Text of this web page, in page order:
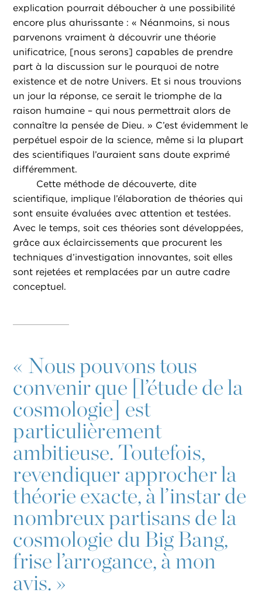
explication pourrait déboucher à une possibilité
encore plus ahurissante : « Néanmoins, si nous
parvenons vraiment à découvrir une théorie
unificatrice, [nous serons] capables de prendre
part à la discussion sur le pourquoi de notre
existence et de notre Univers. Et si nous trouvions
un jour la réponse, ce serait le triomphe de la
raison humaine – qui nous permettrait alors de
connaître la pensée de Dieu. » C’est évidemment le
perpétuel espoir de la science, même si la plupart
des scientifiques l’auraient sans doute exprimé
différemment.
Cette méthode de découverte, dite
scientifique, implique l’élaboration de théories qui
sont ensuite évaluées avec attention et testées.
Avec le temps, soit ces théories sont développées,
grâce aux éclaircissements que procurent les
techniques d’investigation innovantes, soit elles
sont rejetées et remplacées par un autre cadre
conceptuel.
« Nous pouvons tous
convenir que [l’étude de la
cosmologie] est
particulièrement
ambitieuse. Toutefois,
revendiquer approcher la
théorie exacte, à l’instar de
nombreux partisans de la
cosmologie du Big Bang,
frise l’arrogance, à mon
avis. »